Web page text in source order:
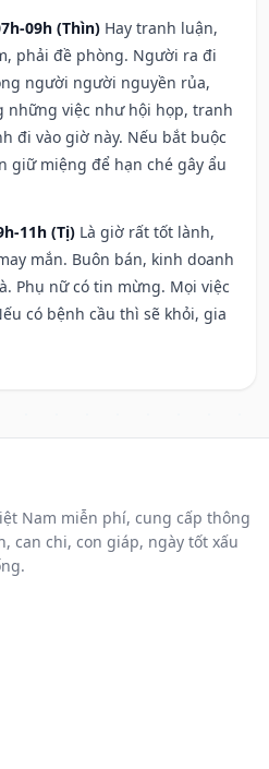
09h (Thìn) Hay tranh luận,
phải đề phòng. Người ra đi
người người nguyền rủa,
những việc như hội họp, tranh
đi vào giờ này. Nếu bắt buộc
giữ miệng để hạn ché gây ẩu
11h (Tị) Là giờ rất tốt lành,
mắn. Buôn bán, kinh doanh
Phụ nữ có tin mừng. Mọi việc
có bệnh cầu thì sẽ khỏi, gia
Nam miễn phí, cung cấp thông
can chi, con giáp, ngày tốt xấu